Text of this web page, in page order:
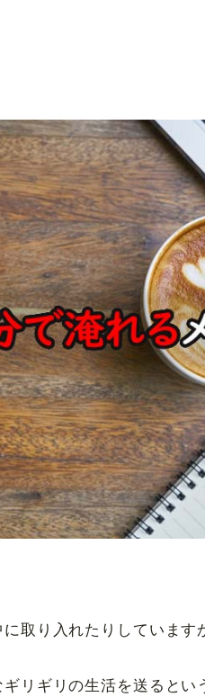
取り入れたりしています
リギリの生活を送るとい